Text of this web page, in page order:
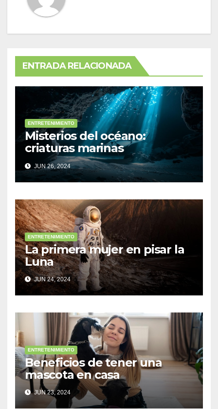
ENTRADA RELACIONADA
ENTRETENIMIENTO
Misterios del océano:
criaturas marinas
sorprendentes
JUN 26, 2024
ENTRETENIMIENTO
La primera mujer en pisar la
Luna
JUN 24, 2024
ENTRETENIMIENTO
Beneficios de tener una
mascota en casa
JUN 23, 2024